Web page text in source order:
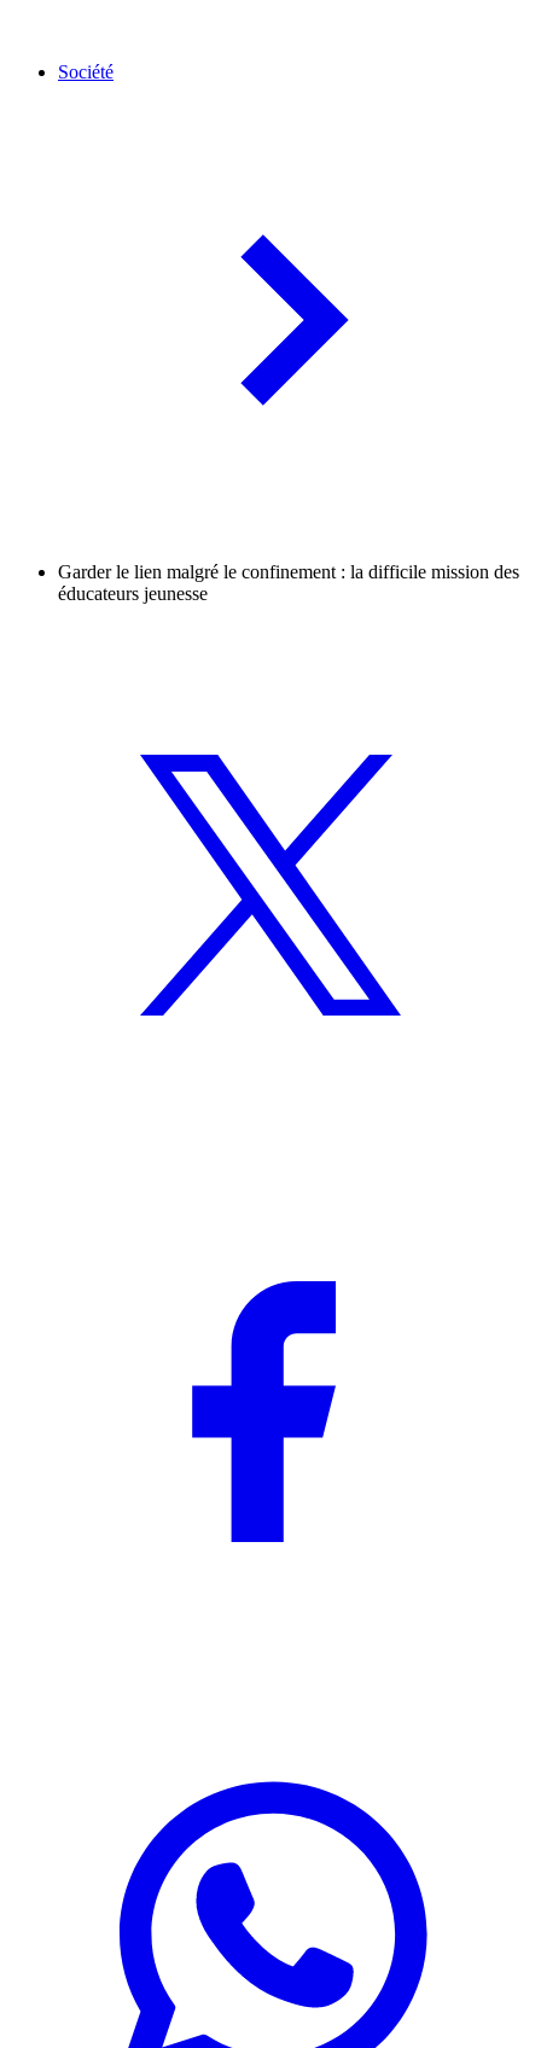
Société
Garder le lien malgré le confinement : la difficile mission des
éducateurs jeunesse